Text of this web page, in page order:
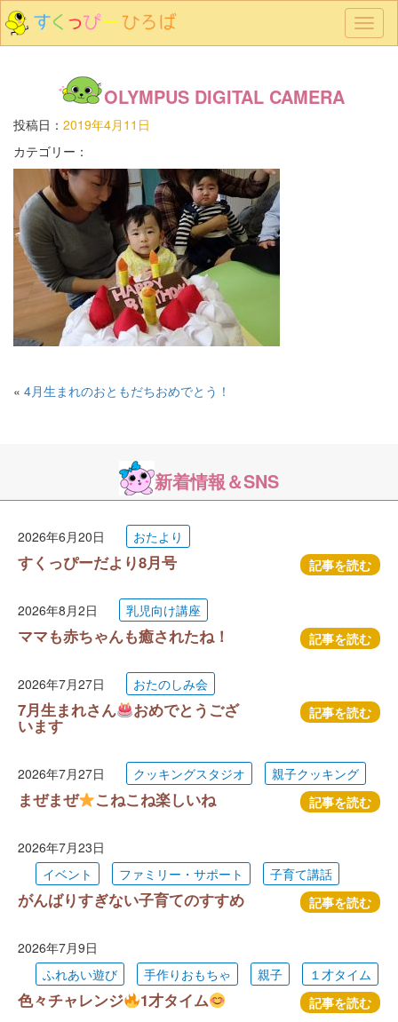
メ
ニ
OLYMPUS DIGITAL CAMERA
投稿日： 2019年4月11日
カテゴリー：
« 4月生まれのおともだちおめでとう！
新着情報＆SNS
2026年6月20日 おたより
すくっぴーだより8月号 記事を読む
2026年8月2日 乳児向け講座
ママも赤ちゃんも癒されたね！ 記事を読む
2026年7月27日 おたのしみ会
7月生まれさん おめでとうござ
います
記事を読む
2026年7月27日 クッキングスタジオ 親子クッキング
まぜまぜ こねこね楽しいね 記事を読む
2026年7月23日
イベント
ファミリー・サポート 子育て講話
がんばりすぎない子育てのすすめ 記事を読む
2026年7月9日
ふれあい遊び
手作りおもちゃ 親子 １才タイム
色々チャレンジ 1才タイム 記事を読む